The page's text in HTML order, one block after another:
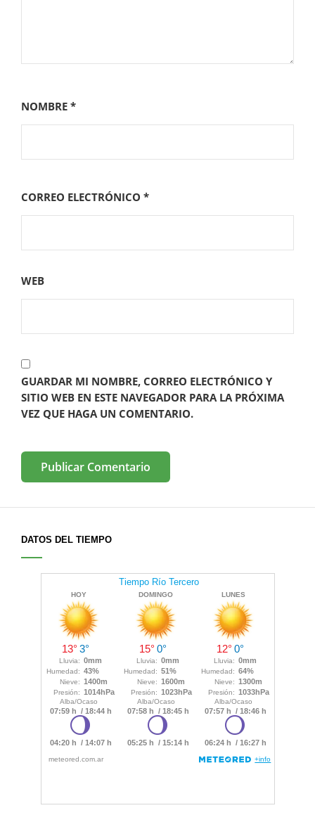
NOMBRE *
CORREO ELECTRÓNICO *
WEB
GUARDAR MI NOMBRE, CORREO ELECTRÓNICO Y
SITIO WEB EN ESTE NAVEGADOR PARA LA PRÓXIMA
VEZ QUE HAGA UN COMENTARIO.
DATOS DEL TIEMPO